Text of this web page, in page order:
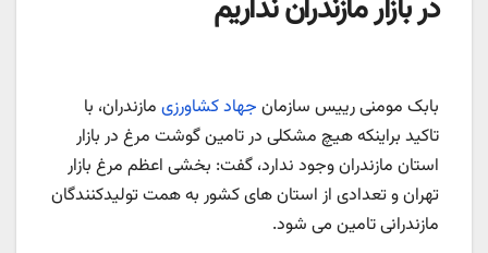
در بازار مازندران نداریم
بابک مومنی رییس سازمان جهاد کشاورزی مازندران، با
تاکید براینکه هیچ مشکلی در تامین گوشت مرغ در بازار
استان مازندران وجود ندارد، گفت: بخشی اعظم مرغ بازار
تهران و تعدادی از استان های کشور به همت تولیدکنندگان
مازندرانی تامین می شود.